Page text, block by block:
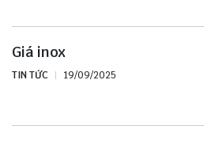
Giá inox
TIN TỨC 19/09/2025